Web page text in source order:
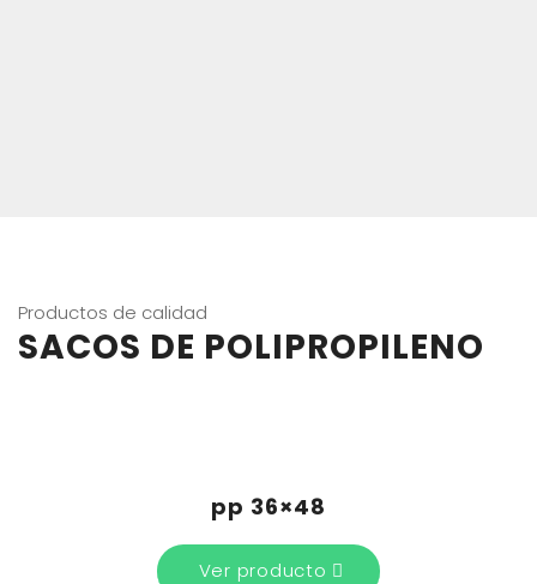
Productos de calidad
SACOS DE POLIPROPILENO
pp 36×48
Ver producto